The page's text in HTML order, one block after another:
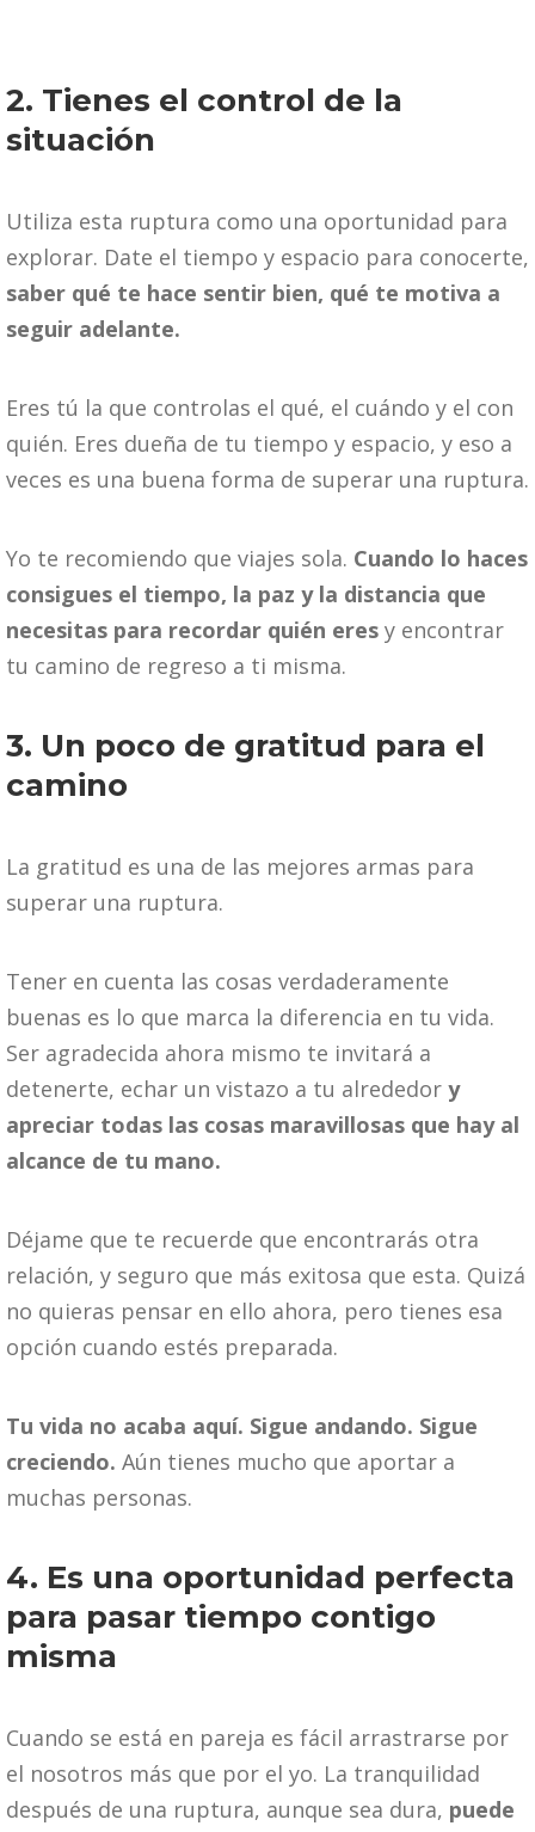
2. Tienes el control de la
situación
Utiliza esta ruptura como una oportunidad para
explorar. Date el tiempo y espacio para conocerte,
saber qué te hace sentir bien, qué te motiva a
seguir adelante.
Eres tú la que controlas el qué, el cuándo y el con
quién. Eres dueña de tu tiempo y espacio, y eso a
veces es una buena forma de superar una ruptura.
Yo te recomiendo que viajes sola. Cuando lo haces
consigues el tiempo, la paz y la distancia que
necesitas para recordar quién eres y encontrar
tu camino de regreso a ti misma.
3. Un poco de gratitud para el
camino
La gratitud es una de las mejores armas para
superar una ruptura.
Tener en cuenta las cosas verdaderamente
buenas es lo que marca la diferencia en tu vida.
Ser agradecida ahora mismo te invitará a
detenerte, echar un vistazo a tu alrededor y
apreciar todas las cosas maravillosas que hay al
alcance de tu mano.
Déjame que te recuerde que encontrarás otra
relación, y seguro que más exitosa que esta. Quizá
no quieras pensar en ello ahora, pero tienes esa
opción cuando estés preparada.
Tu vida no acaba aquí. Sigue andando. Sigue
creciendo. Aún tienes mucho que aportar a
muchas personas.
4. Es una oportunidad perfecta
para pasar tiempo contigo
misma
Cuando se está en pareja es fácil arrastrarse por
el nosotros más que por el yo. La tranquilidad
después de una ruptura, aunque sea dura, puede